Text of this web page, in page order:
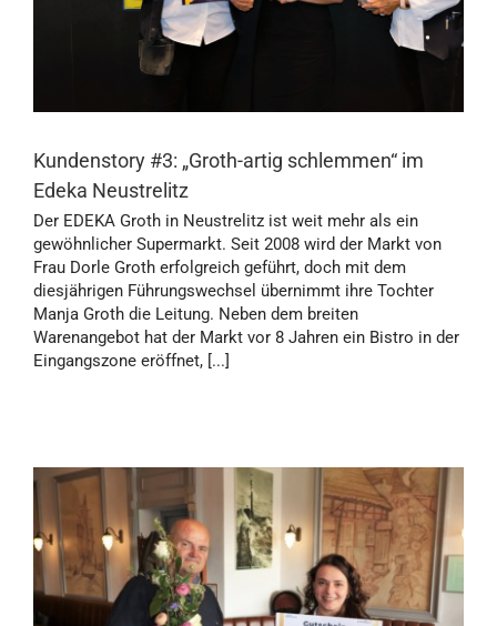
Kundenstory #3: „Groth-artig schlemmen“ im
Edeka Neustrelitz
Der EDEKA Groth in Neustrelitz ist weit mehr als ein
gewöhnlicher Supermarkt. Seit 2008 wird der Markt von
Frau Dorle Groth erfolgreich geführt, doch mit dem
diesjährigen Führungswechsel übernimmt ihre Tochter
Manja Groth die Leitung. Neben dem breiten
Warenangebot hat der Markt vor 8 Jahren ein Bistro in der
Eingangszone eröffnet, [...]